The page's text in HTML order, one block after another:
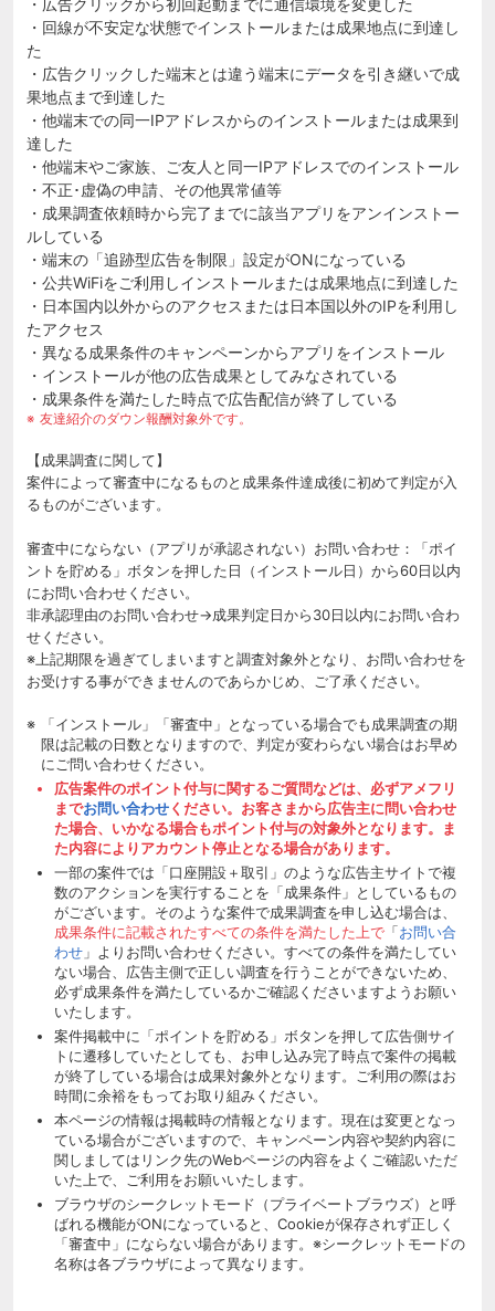
・広告クリックから初回起動までに通信環境を変更した
・回線が不安定な状態でインストールまたは成果地点に到達し
た
・広告クリックした端末とは違う端末にデータを引き継いで成
果地点まで到達した
・他端末での同一IPアドレスからのインストールまたは成果到
達した
・他端末やご家族、ご友人と同一IPアドレスでのインストール
・不正･虚偽の申請、その他異常値等
・成果調査依頼時から完了までに該当アプリをアンインストー
ルしている
・端末の「追跡型広告を制限」設定がONになっている
・公共WiFiをご利用しインストールまたは成果地点に到達した
・日本国内以外からのアクセスまたは日本国以外のIPを利用し
たアクセス
・異なる成果条件のキャンペーンからアプリをインストール
・インストールが他の広告成果としてみなされている
・成果条件を満たした時点で広告配信が終了している
友達紹介のダウン報酬対象外です。
【成果調査に関して】
案件によって審査中になるものと成果条件達成後に初めて判定が入
るものがございます。
審査中にならない（アプリが承認されない）お問い合わせ：「ポイ
ントを貯める」ボタンを押した日（インストール日）から60日以内
にお問い合わせください。
非承認理由のお問い合わせ→成果判定日から30日以内にお問い合わ
せください。
※上記期限を過ぎてしまいますと調査対象外となり、お問い合わせを
お受けする事ができませんのであらかじめ、ご了承ください。
「インストール」「審査中」となっている場合でも成果調査の期
限は記載の日数となりますので、判定が変わらない場合はお早め
にご問い合わせください。
広告案件のポイント付与に関するご質問などは、必ずアメフリ
までお問い合わせください。お客さまから広告主に問い合わせ
た場合、いかなる場合もポイント付与の対象外となります。ま
た内容によりアカウント停止となる場合があります。
一部の案件では「口座開設＋取引」のような広告主サイトで複
数のアクションを実行することを「成果条件」としているもの
がございます。そのような案件で成果調査を申し込む場合は、
成果条件に記載されたすべての条件を満たした上で「お問い合
わせ」よりお問い合わせください。すべての条件を満たしてい
ない場合、広告主側で正しい調査を行うことができないため、
必ず成果条件を満たしているかご確認くださいますようお願い
いたします。
案件掲載中に「ポイントを貯める」ボタンを押して広告側サイ
トに遷移していたとしても、お申し込み完了時点で案件の掲載
が終了している場合は成果対象外となります。ご利用の際はお
時間に余裕をもってお取り組みください。
本ページの情報は掲載時の情報となります。現在は変更となっ
ている場合がございますので、キャンペーン内容や契約内容に
関しましてはリンク先のWebページの内容をよくご確認いただ
いた上で、ご利用をお願いいたします。
ブラウザのシークレットモード（プライベートブラウズ）と呼
ばれる機能がONになっていると、Cookieが保存されず正しく
「審査中」にならない場合があります。※シークレットモードの
名称は各ブラウザによって異なります。